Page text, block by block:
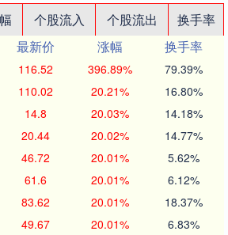
个股流入 个股流出
换手率
最新价 涨幅
换手率
116.52 396.89% 79.39%
110.02 20.21% 16.80%
14.8 20.03% 14.18%
20.44 20.02% 14.77%
46.72 20.01% 5.62%
61.6 20.01% 6.12%
83.62 20.01% 18.37%
49.67 20.01% 6.83%